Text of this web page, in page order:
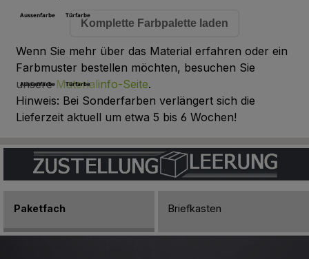
A21.1.0
Winter Grey
Komplette Farbpalette laden
Wenn Sie mehr über das Material erfahren oder ein
Farbmuster bestellen möchten, besuchen Sie
unsereMaterialinfo-Seite.
Hinweis: Bei Sonderfarben verlängert sich die
Lieferzeit aktuell um etwa 5 bis 6 Wochen!
Paketfach Briefkasten